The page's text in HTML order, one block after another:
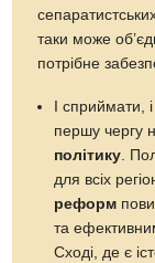
таки може
потрібне
І сприймати,
першу чергу
політику.
для всіх
реформ
та
Сході, де є